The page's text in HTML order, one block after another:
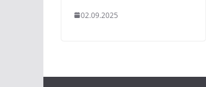
02.09.2025